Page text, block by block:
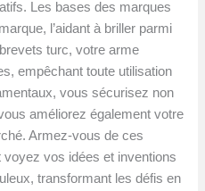
Les bases des marques
l’aidant à briller parmi
turc, votre arme
empêchant toute utilisation
vous sécurisez non
améliorez également votre
Armez-vous de ces
vos idées et inventions
transformant les défis en